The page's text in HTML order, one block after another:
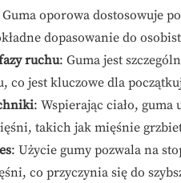
oporowa dostosowuje
dopasowanie do
ruchu: Guma jest
co jest kluczowe dla
: Wspierając ciało,
takich jak mięśnie
: Użycie gumy pozwala na
co przyczynia się do